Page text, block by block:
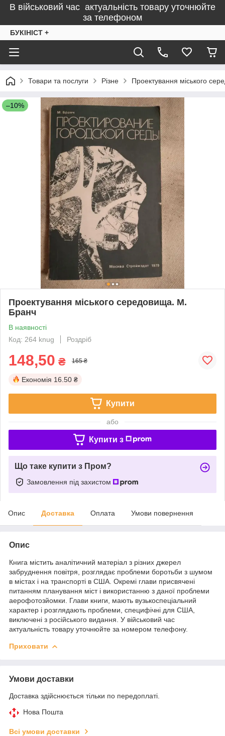
В військовий час актуальність товару уточнюйте
за телефоном
БУКІНІСТ +
Товари та послуги Різне Проектування міського
–10%
Проектування міського середовища. М.
Бранч
В наявності
Код: 264 knug
Роздріб
148,50 ₴ 165 ₴
Економія 16.50 ₴
Купити
або
Купити з
Що таке купити з Пром?
Замовлення під захистом
Опис Доставка Оплата Умови повернення
Опис
Книга містить аналітичний матеріал з різних джерел
забруднення повітря, розглядає проблеми боротьби з шумом
в містах і на транспорті в США. Окремі глави присвячені
питанням планування міст і використанню з даної проблеми
аерофотозйомки. Глави книги, мають вузькоспеціальний
характер і розглядають проблеми, специфічні для США,
виключені з російського видання. У військовий час
актуальність товару уточнюйте за номером телефону.
Приховати
Умови доставки
Доставка здійснюється тільки по передоплаті.
Нова Пошта
Всі умови доставки